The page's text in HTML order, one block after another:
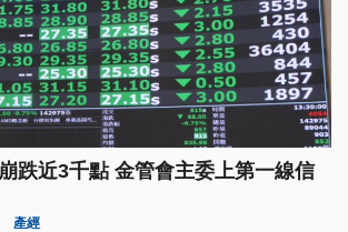
跌近3千點 金管會主委上第一線信
產經